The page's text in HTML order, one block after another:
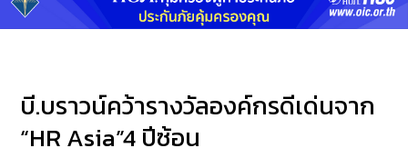
บี.บราวน์คว้ารางวัลองค์กรดีเด่นจาก
“HR Asia”4 ปีซ้อน